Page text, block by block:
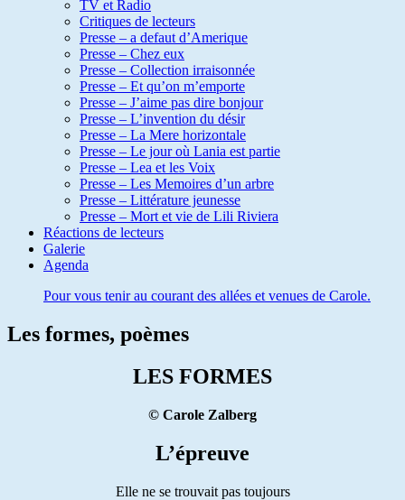
TV et Radio
Critiques de lecteurs
Presse – a defaut d’Amerique
Presse – Chez eux
Presse – Collection irraisonnée
Presse – Et qu’on m’emporte
Presse – J’aime pas dire bonjour
Presse – L’invention du désir
Presse – La Mere horizontale
Presse – Le jour où Lania est partie
Presse – Lea et les Voix
Presse – Les Memoires d’un arbre
Presse – Littérature jeunesse
Presse – Mort et vie de Lili Riviera
Réactions de lecteurs
Galerie
Agenda
Pour vous tenir au courant des allées et venues de Carole.
Les formes, poèmes
LES FORMES
© Carole Zalberg
L’épreuve
Elle ne se trouvait pas toujours